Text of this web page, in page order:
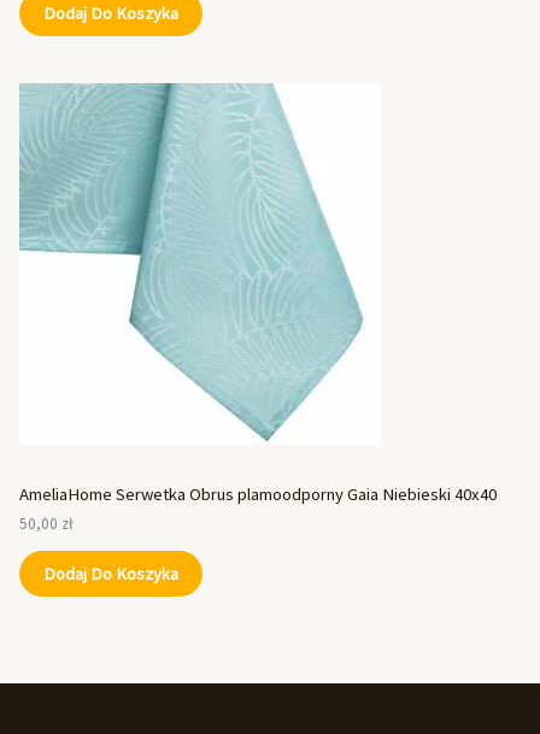
Dodaj Do Koszyka
AmeliaHome Serwetka Obrus plamoodporny Gaia Niebieski 40x40
50,00 zł
Dodaj Do Koszyka